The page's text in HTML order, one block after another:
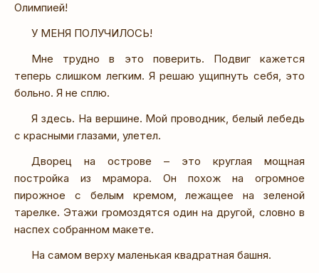
Олимпией!
У МЕНЯ ПОЛУЧИЛОСЬ!
Мне трудно в это поверить. Подвиг кажется
теперь слишком легким. Я решаю ущипнуть себя, это
больно. Я не сплю.
Я здесь. На вершине. Мой проводник, белый лебедь
с красными глазами, улетел.
Дворец на острове – это круглая мощная
постройка из мрамора. Он похож на огромное
пирожное с белым кремом, лежащее на зеленой
тарелке. Этажи громоздятся один на другой, словно в
наспех собранном макете.
На самом верху маленькая квадратная башня.